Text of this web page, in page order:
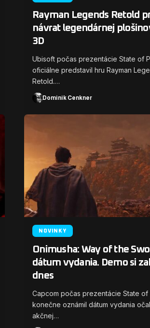
Rayman Legends Retold
návrat legendárnej
3D
Ubisoft počas prezentácie State of
oficiálne predstavil hru Rayman
Retold.…
Dominik Cenkner
NOVINKY
Onimusha: Way of the
dátum vydania. Demo si
dnes
Capcom počas prezentácie State of
konečne oznámil dátum vydania
akčnej…